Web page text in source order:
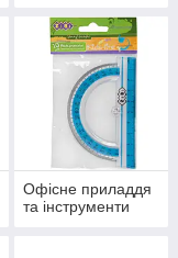
Офісне приладдя
та інструменти